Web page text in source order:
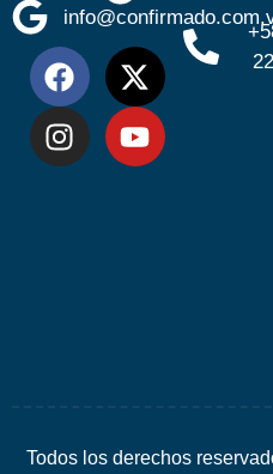
Todos los derechos